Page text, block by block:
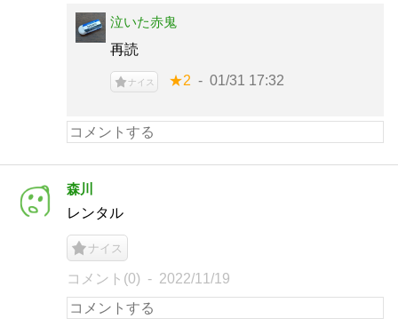
泣いた赤鬼
再読
ナイス ★2 01/31 17:32
森川
レンタル
ナイス
コメント(0) 2022/11/19